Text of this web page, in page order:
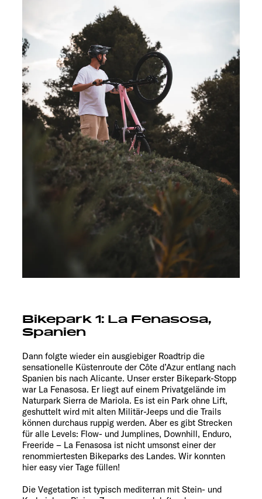
Bikepark 1: La Fenasosa,
Spanien
Dann folgte wieder ein ausgiebiger Roadtrip die
sensationelle Küstenroute der Côte d’Azur entlang nach
Spanien bis nach Alicante. Unser erster Bikepark-Stopp
war La Fenasosa. Er liegt auf einem Privatgelände im
Naturpark Sierra de Mariola. Es ist ein Park ohne Lift,
geshuttelt wird mit alten Militär-Jeeps und die Trails
können durchaus ruppig werden. Aber es gibt Strecken
für alle Levels: Flow- und Jumplines, Downhill, Enduro,
Freeride – La Fenasosa ist nicht umsonst einer der
renommiertesten Bikeparks des Landes. Wir konnten
hier easy vier Tage füllen!
Die Vegetation ist typisch mediterran mit Stein- und